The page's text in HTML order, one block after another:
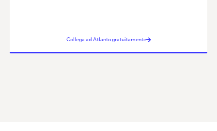
Collega ad Atlanto gratuitamente